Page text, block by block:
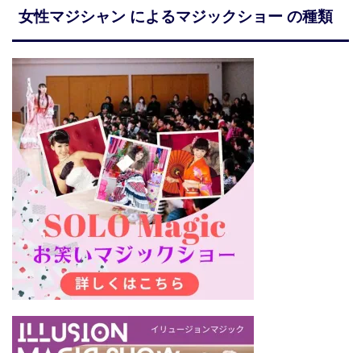
女性マジシャン によるマジックショー の種類